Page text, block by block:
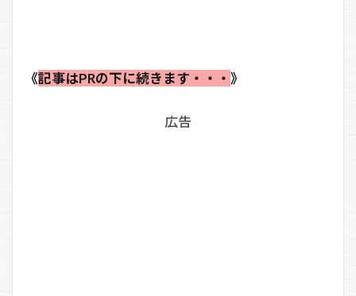
《記事はPRの下に続きます・・・ 》
広告